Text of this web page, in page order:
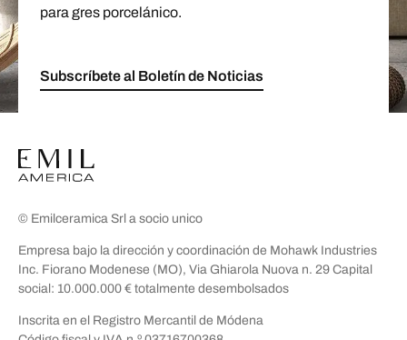
para gres porcelánico.
Subscríbete al Boletín de Noticias
© Emilceramica Srl a socio unico
Empresa bajo la dirección y coordinación de Mohawk Industries
Inc. Fiorano Modenese (MO), Via Ghiarola Nuova n. 29 Capital
social: 10.000.000 € totalmente desembolsados
Inscrita en el Registro Mercantil de Módena